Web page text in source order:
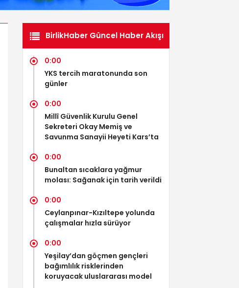
BirlikHaber Güncel Haber Akışı
0:00
YKS tercih maratonunda son
günler
0:00
Millî Güvenlik Kurulu Genel
Sekreteri Okay Memiş ve
Savunma Sanayii Heyeti Kars’ta
0:00
Bunaltan sıcaklara yağmur
molası: Sağanak için tarih verildi
0:00
Ceylanpınar-Kızıltepe yolunda
çalışmalar hızla sürüyor
0:00
Yeşilay’dan göçmen gençleri
bağımlılık risklerinden
koruyacak uluslararası model